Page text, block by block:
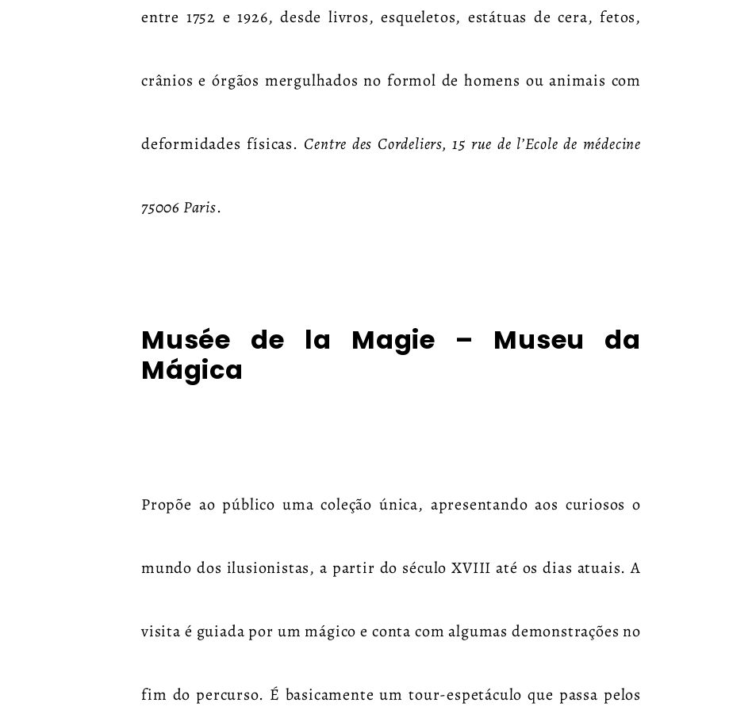
entre 1752 e 1926, desde livros, esqueletos, estátuas de cera, fetos,
crânios e órgãos mergulhados no formol de homens ou animais com
deformidades físicas. Centre des Cordeliers, 15 rue de l’Ecole de médecine
75006 Paris.
Musée de la Magie – Museu da
Mágica
Propõe ao público uma coleção única, apresentando aos curiosos o
mundo dos ilusionistas, a partir do século XVIII até os dias atuais. A
visita é guiada por um mágico e conta com algumas demonstrações no
fim do percurso. É basicamente um tour-espetáculo que passa pelos